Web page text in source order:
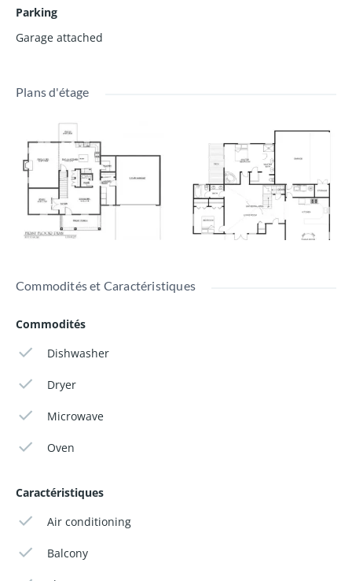
Parking
Garage attached
Plans d'étage
Commodités et Caractéristiques
Commodités
Dishwasher
Dryer
Microwave
Oven
Caractéristiques
Air conditioning
Balcony